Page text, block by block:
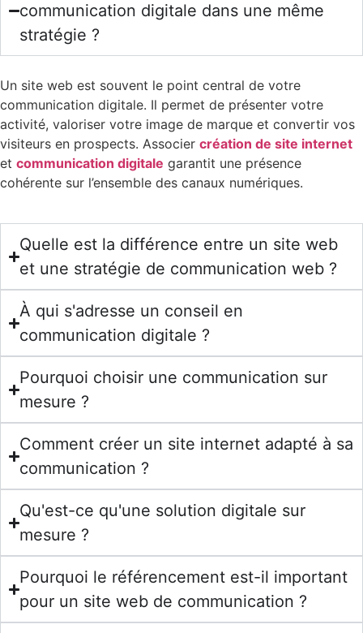
communication digitale dans une même
stratégie ?
Un site web est souvent le point central de votre
communication digitale. Il permet de présenter votre
activité, valoriser votre image de marque et convertir vos
visiteurs en prospects. Associer création de site internet
et communication digitale garantit une présence
cohérente sur l’ensemble des canaux numériques.
Quelle est la différence entre un site web
et une stratégie de communication web ?
À qui s'adresse un conseil en
communication digitale ?
Pourquoi choisir une communication sur
mesure ?
Comment créer un site internet adapté à sa
communication ?
Qu'est-ce qu'une solution digitale sur
mesure ?
Pourquoi le référencement est-il important
pour un site web de communication ?